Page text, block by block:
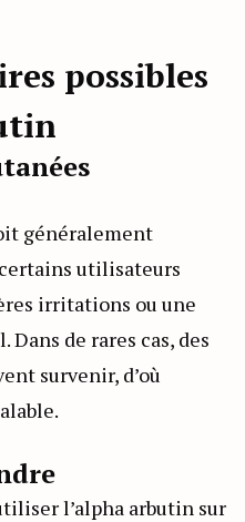
possibles
généralement
utilisateurs
irritations ou une
de rares cas, des
survenir, d’où
l’alpha arbutin sur